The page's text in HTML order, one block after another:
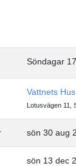
Söndagar
Vattnets Hus
Lotusvägen 11,
sön 30 aug
sön 13 dec